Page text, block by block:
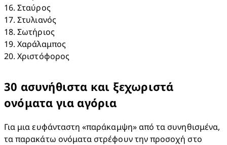
16. Σταύρος​
17. Στυλιανός​
18. Σωτήριος​
19. Χαράλαμπος​
20. Χριστόφορος
30 ασυνήθιστα και ξεχωριστά
ονόματα για αγόρια
Για μια ευφάνταστη «παράκαμψη» από τα συνηθισμένα,
τα παρακάτω ονόματα στρέφουν την προσοχή στο